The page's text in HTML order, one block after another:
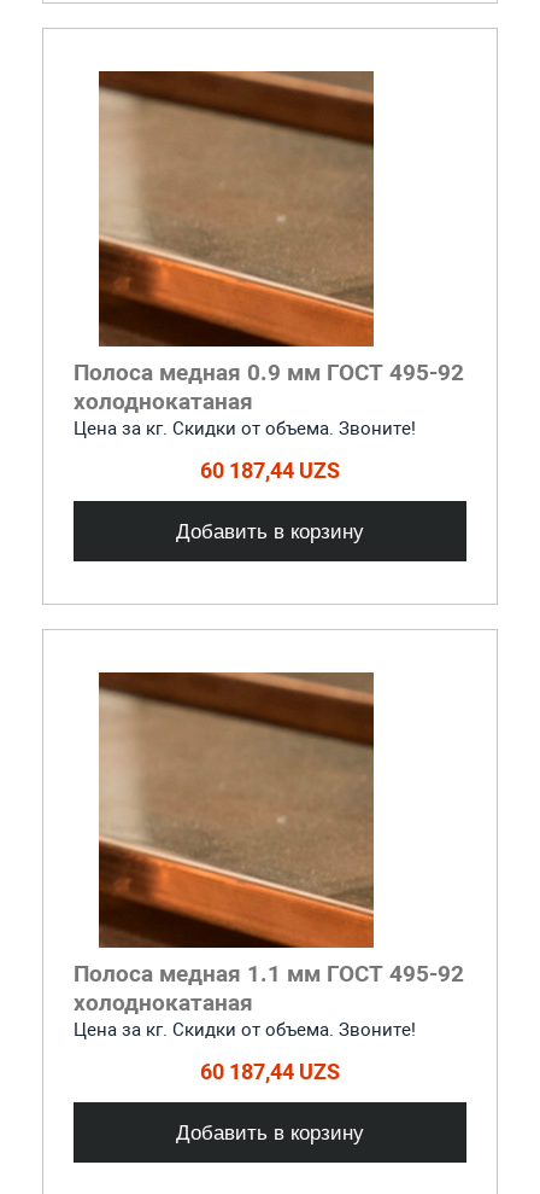
Полоса медная 0.9 мм ГОСТ 495-92
холоднокатаная
Цена за кг. Скидки от объема. Звоните!
60 187,44 UZS
Добавить в корзину
Полоса медная 1.1 мм ГОСТ 495-92
холоднокатаная
Цена за кг. Скидки от объема. Звоните!
60 187,44 UZS
Добавить в корзину